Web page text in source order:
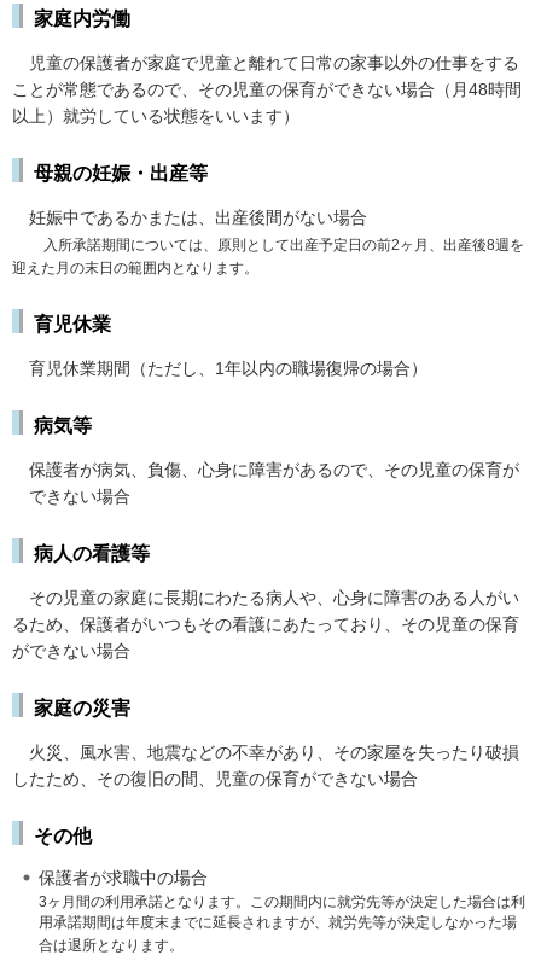
家庭内労働
児童の保護者が家庭で児童と離れて日常の家事以外の仕事をする
ことが常態であるので、その児童の保育ができない場合（月48時間
以上）就労している状態をいいます）
母親の妊娠・出産等
妊娠中であるかまたは、出産後間がない場合
入 所承諾期間については、原則として出産予定日の前2ヶ月、出産後8週を
迎えた月の末日の範囲内となります。
育児休業
育児休業期間（ただし、1年以内の職場復帰の場合）
病気等
保護者が病気、負傷、心身に障害があるので、その児童の保育が
できない場合
病人の看護等
その児童の家庭に長期にわたる病人や、心身に障害のある人がい
るため、保護者がいつもその看護にあたっており、その児童の保育
ができない場合
家庭の災害
火災
、風水害、地震などの不幸があり、その家屋を失ったり破損
したため、その復旧の間、児童の保育ができない場合
その他
保護者が求職中の場合
3ヶ月間の利用承諾となります。この期間内に就労先等が決定した場合は利
用承諾期間は年度末までに延長されますが、就労先等が決定しなかった場
合は退所となります。